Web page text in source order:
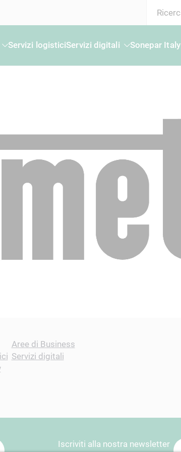
Search
Servizi logisticiServizi digitali Sonepar Italy
Aree di Business
Servizi digitali
Iscriviti alla nostra newsletter